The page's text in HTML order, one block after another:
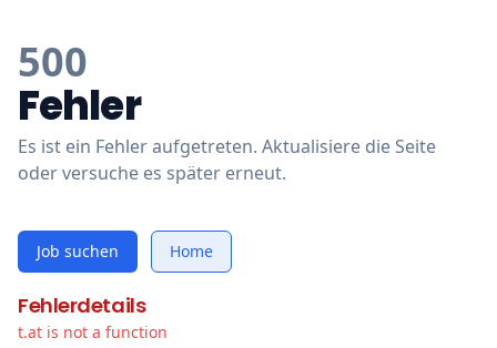
500
Fehler
Es ist ein Fehler aufgetreten. Aktualisiere die Seite
oder versuche es später erneut.
Job suchen Home
Fehlerdetails
t.at is not a function